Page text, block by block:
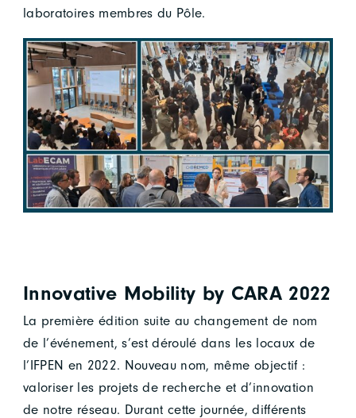
laboratoires membres du Pôle.
Innovative Mobility by CARA 2022
La première édition suite au changement de nom
de l’événement, s’est déroulé dans les locaux de
l’IFPEN en 2022. Nouveau nom, même objectif :
valoriser les projets de recherche et d’innovation
de notre réseau. Durant cette journée, différents